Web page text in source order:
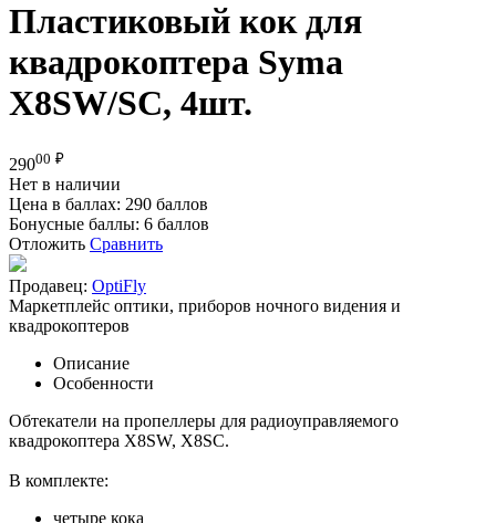
Пластиковый кок для
квадрокоптера Syma
X8SW/SC, 4шт.
29000 ₽
Нет в наличии
Цена в баллах: 290 баллов
Бонусные баллы: 6 баллов
Отложить Сравнить
Продавец: OptiFly
Маркетплейс оптики, приборов ночного видения и
квадрокоптеров
Описание
Особенности
Обтекатели на пропеллеры для радиоуправляемого
квадрокоптера X8SW, X8SC.
В комплекте:
четыре кока